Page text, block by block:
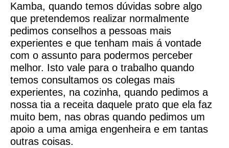
Kamba, quando temos dúvidas sobre algo
que pretendemos realizar normalmente
pedimos conselhos a pessoas mais
experientes e que tenham mais á vontade
com o assunto para podermos perceber
melhor. Isto vale para o trabalho quando
temos consultamos os colegas mais
experientes, na cozinha, quando pedimos a
nossa tia a receita daquele prato que ela faz
muito bem, nas obras quando pedimos um
apoio a uma amiga engenheira e em tantas
outras coisas.